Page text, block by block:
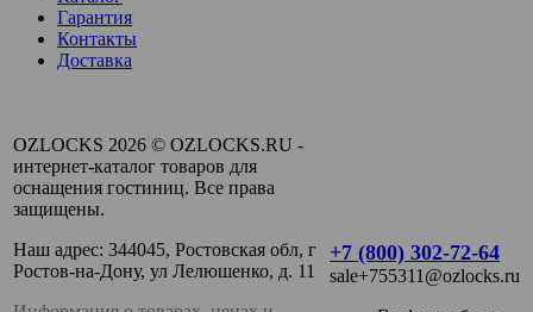
Гарантия
Контакты
Доставка
OZLOCKS 2026 © OZLOCKS.RU -
интернет-каталог товаров для
оснащения гостиниц. Все права
защищены.
Наш адрес: 344045, Ростовская обл, г
Ростов-на-Дону, ул Лелюшенко, д. 11
+7 (800) 302-72-64
sale+755311@ozlocks.ru